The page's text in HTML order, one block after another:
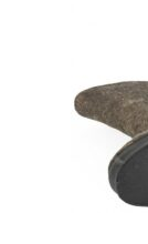
выбрать
на
странице
товара.